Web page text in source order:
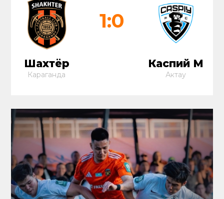
Шахтёр
Караганда
1:0
Каспий М
Актау